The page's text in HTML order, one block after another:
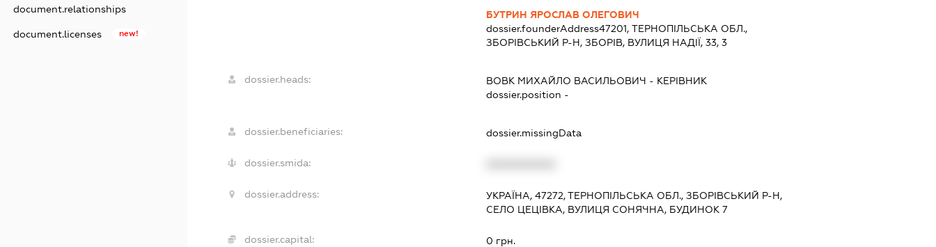
document.relationships
document.licenses new!
БУТРИН ЯРОСЛАВ ОЛЕГОВИЧ
dossier.founderAddress47201, ТЕРНОПІЛЬСЬКА ОБЛ.,
ЗБОРІВСЬКИЙ Р-Н, ЗБОРІВ, ВУЛИЦЯ НАДІЇ, 33, 3
dossier.heads: ВОВК МИХАЙЛО ВАСИЛЬОВИЧ - КЕРІВНИК
dossier.position -
dossier.beneficiaries: dossier.missingData
dossier.smida:
dossier.address:
УКРАЇНА, 47272, ТЕРНОПІЛЬСЬКА ОБЛ., ЗБОРІВСЬКИЙ Р-Н,
СЕЛО ЦЕЦІВКА, ВУЛИЦЯ СОНЯЧНА, БУДИНОК 7
dossier.capital: 0 грн.